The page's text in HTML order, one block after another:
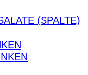
(SPALTE)